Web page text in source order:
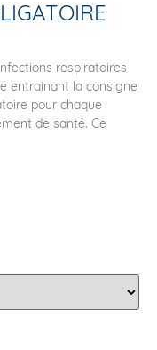
respiratoires
entrainant la consigne
pour chaque
de santé. Ce